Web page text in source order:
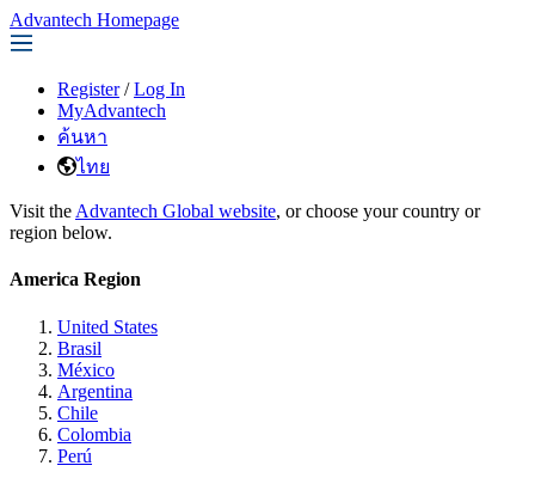
Advantech Homepage
Register / Log In
MyAdvantech
ค้นหา
ไทย
Visit the Advantech Global website, or choose your country or
region below.
America Region
United States
Brasil
México
Argentina
Chile
Colombia
Perú